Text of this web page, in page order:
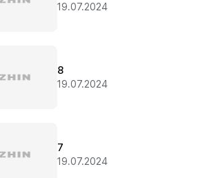
19.07.2024
8
19.07.2024
7
19.07.2024